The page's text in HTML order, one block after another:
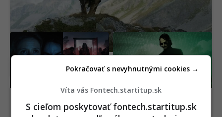
Horor, ktorý desil celú
generáciu, je späť. Nový
OFICIÁLNE: Matrix
dostane nový film,
vyjadrila jasne
Víta vás Fontech.startitup.sk
S cieľom poskytovať fontech.startitup.sk
Pokračovať s nevyhnutnými cookies →